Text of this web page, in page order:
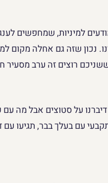
למיניות, שמחפשים
נכון שזה גם אחלה מקום
רוצים זה ערב מסעיר
על סטוצים אבל מה
עם בעלך בבר, תגיעו עם